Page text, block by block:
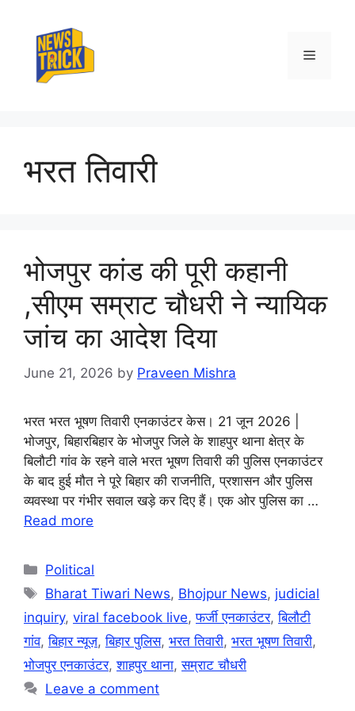
content
Menu
भरत तिवारी
भोजपुर कांड की पूरी कहानी
,सीएम सम्राट चौधरी ने न्यायिक
जांच का आदेश दिया
June 21, 2026 by Praveen Mishra
भरत भरत भूषण तिवारी एनकाउंटर केस। 21 जून 2026 |
भोजपुर, बिहारबिहार के भोजपुर जिले के शाहपुर थाना क्षेत्र के
बिलौटी गांव के रहने वाले भरत भूषण तिवारी की पुलिस एनकाउंटर
के बाद हुई मौत ने पूरे बिहार की राजनीति, प्रशासन और पुलिस
व्यवस्था पर गंभीर सवाल खड़े कर दिए हैं। एक ओर पुलिस का …
Read more
Categories
Political
Tags
Bharat Tiwari News, Bhojpur News, judicial
inquiry, viral facebook live,फर्जी एनकाउंटर,बिलौटी
गांव,बिहार न्यूज़,बिहार पुलिस, भरत तिवारी, भरत भूषण तिवारी,
भोजपुर एनकाउंटर,शाहपुर थाना,सम्राट चौधरी
Leave a comment